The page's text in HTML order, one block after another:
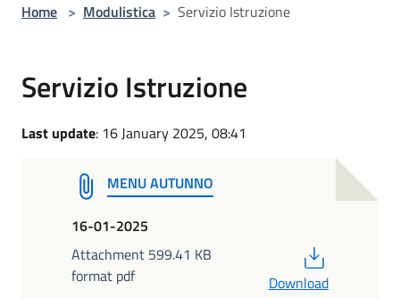
Home > Modulistica > Servizio Istruzione
Servizio Istruzione
Last update: 16 January 2025, 08:41
MENU AUTUNNO
16-01-2025
Attachment 599.41 KB
format pdf
Download